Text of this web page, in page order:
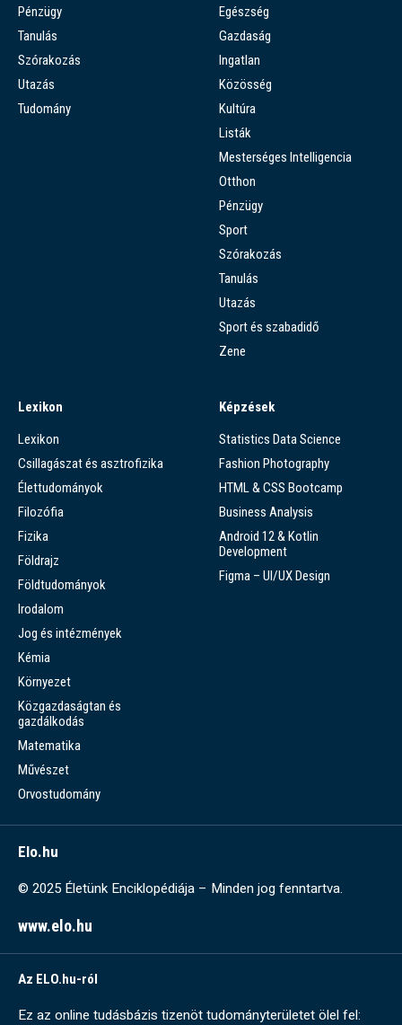
Pénzügy
Tanulás
Szórakozás
Utazás
Tudomány
Egészség
Gazdaság
Ingatlan
Közösség
Kultúra
Listák
Mesterséges Intelligencia
Otthon
Pénzügy
Sport
Szórakozás
Tanulás
Utazás
Sport és szabadidő
Zene
Lexikon
Lexikon
Csillagászat és asztrofizika
Élettudományok
Filozófia
Fizika
Földrajz
Földtudományok
Irodalom
Jog és intézmények
Kémia
Környezet
Közgazdaságtan és
gazdálkodás
Matematika
Művészet
Orvostudomány
Képzések
Statistics Data Science
Fashion Photography
HTML & CSS Bootcamp
Business Analysis
Android 12 & Kotlin
Development
Figma – UI/UX Design
Elo.hu
© 2025 Életünk Enciklopédiája – Minden jog fenntartva.
www.elo.hu
Az ELO.hu-ról
Ez az online tudásbázis tizenöt tudományterületet ölel fel: